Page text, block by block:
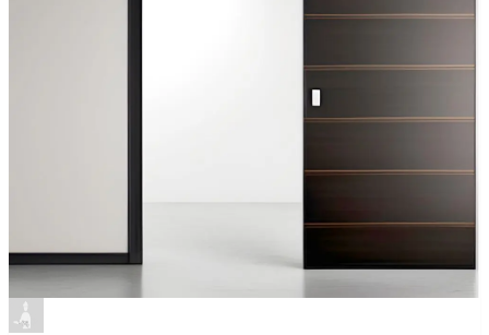
WhatsApp